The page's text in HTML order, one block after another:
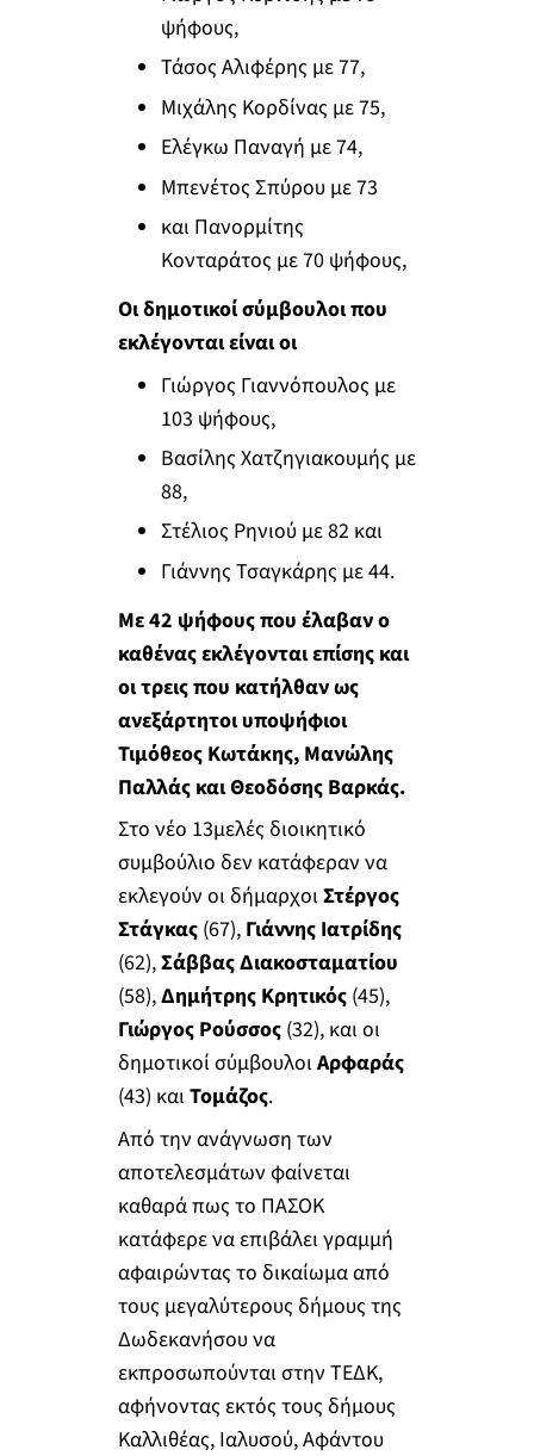
ψήφους,
Τάσος Αλιφέρης με 77,
Μιχάλης Κορδίνας με 75,
Ελέγκω Παναγή με 74,
Μπενέτος Σπύρου με 73
και Πανορμίτης
Κονταράτος με 70 ψήφους,
Οι δημοτικοί σύμβουλοι που
εκλέγονται είναι οι
Γιώργος Γιαννόπουλος με
103 ψήφους,
Βασίλης Χατζηγιακουμής με
88,
Στέλιος Ρηνιού με 82 και
Γιάννης Τσαγκάρης με 44.
Με 42 ψήφους που έλαβαν ο
καθένας εκλέγονται επίσης και
οι τρεις που κατήλθαν ως
ανεξάρτητοι υποψήφιοι
Τιμόθεος Κωτάκης, Μανώλης
Παλλάς και Θεοδόσης Βαρκάς.
Στο νέο 13μελές διοικητικό
συμβούλιο δεν κατάφεραν να
εκλεγούν οι δήμαρχοιΣτέργος
Στάγκας (67), Γιάννης Ιατρίδης
(62),Σάββας Διακοσταματίου
(58),Δημήτρης Κρητικός(45),
Γιώργος Ρούσσος(32), και οι
δημοτικοί σύμβουλοιΑρφαράς
(43) καιΤομάζος.
Από την ανάγνωση των
αποτελεσμάτων φαίνεται
καθαρά πως το ΠΑΣΟΚ
κατάφερε να επιβάλει γραμμή
αφαιρώντας το δικαίωμα από
τους μεγαλύτερους δήμους της
Δωδεκανήσου να
εκπροσωπούνται στην ΤΕΔΚ,
αφήνοντας εκτός τους δήμους
Καλλιθέας, Ιαλυσού, Αφάντου